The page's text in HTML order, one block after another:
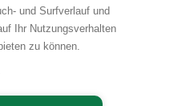
DATENSCHUTZ
und Surfverlauf und
Ihr Nutzungsverhalten
zu können.